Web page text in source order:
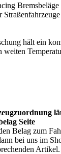
Bremsbeläge
hält ein
weiten
Seite
Belag zum
bei uns im
Artikel.